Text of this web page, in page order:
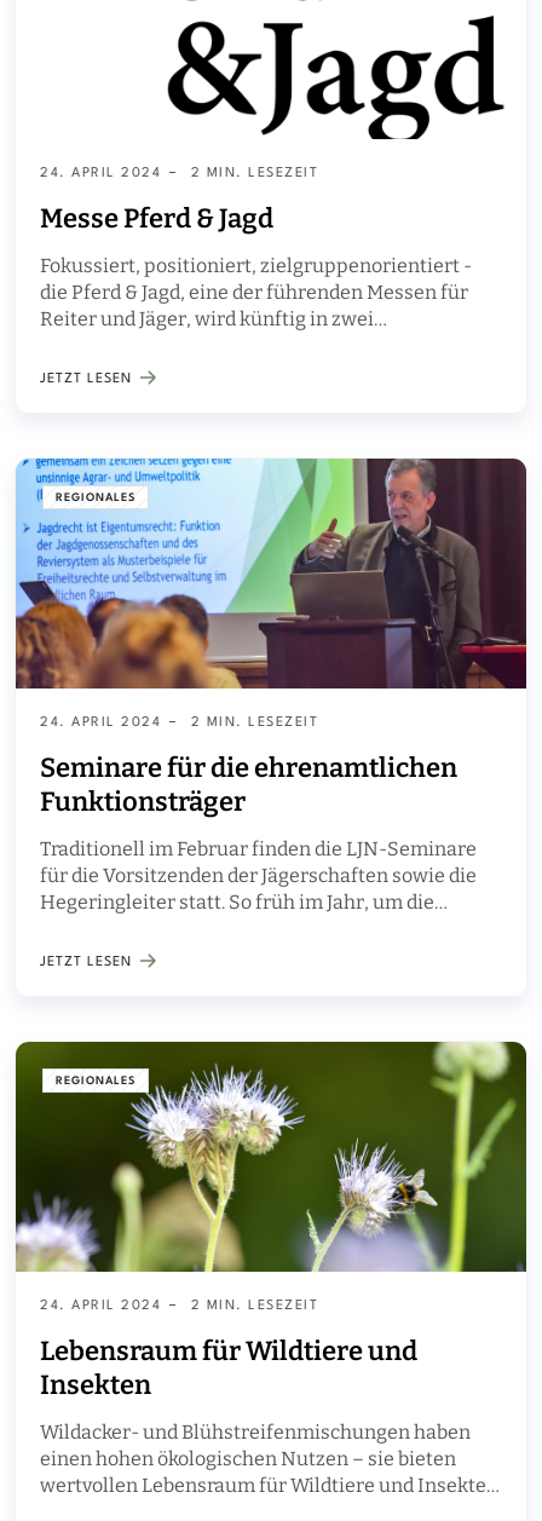
24. APRIL 2024 2 MIN. LESEZEIT
Messe Pferd & Jagd
Fokussiert, positioniert, zielgruppenorientiert -
die Pferd & Jagd, eine der führenden Messen für
Reiter und Jäger, wird künftig in zwei
JETZT LESEN
REGIONALES
24. APRIL 2024 2 MIN. LESEZEIT
Seminare für die ehrenamtlichen
Funktionsträger
Traditionell im Februar finden die LJN-Seminare
für die Vorsitzenden der Jägerschaften sowie die
Hegeringleiter statt. So früh im Jahr, um die
jeweiligen Jahreshauptversammlungen der
JETZT LESEN
REGIONALES
24. APRIL 2024 2 MIN. LESEZEIT
Lebensraum für Wildtiere und
Insekten
Wildacker- und Blühstreifenmischungen haben
einen hohen ökologischen Nutzen – sie bieten
wertvollen Lebensraum für Wildtiere und Insekten